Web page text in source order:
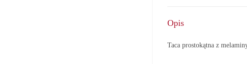
Opis
Taca prostokątna z